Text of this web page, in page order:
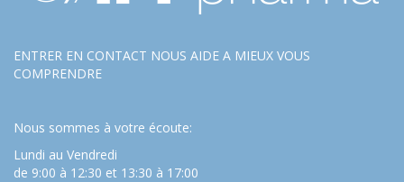
ENTRER EN CONTACT NOUS AIDE A MIEUX VOUS
COMPRENDRE
Nous sommes à votre écoute:
Lundi au Vendredi
de 9:00 à 12:30 et 13:30 à 17:00